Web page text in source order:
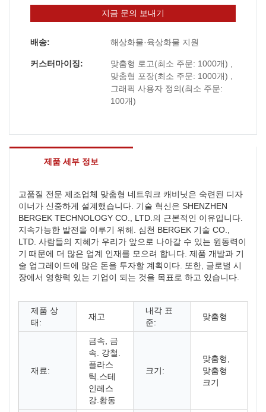
고급 소재는 탁월한 성능을 발휘합니다.
지금 문의 보내기
배송: 해상화물·육상화물 지원
커스터마이징:
맞춤형 로고(최소 주문: 1000개) ,
맞춤형 포장(최소 주문: 1000개) ,
그래픽 사용자 정의(최소 주문:
100개)
제품 세부 정보
고품질 전문 제조업체 맞춤형 네트워크 캐비닛은 숙련된 디자
이너가 신중하게 설계했습니다. 기술 혁신은 SHENZHEN
BERGEK TECHNOLOGY CO., LTD.의 근본적인 이유입니다.
지속가능한 발전을 이루기 위해. 심천 BERGEK 기술 CO.,
LTD. 사람들의 지혜가 우리가 앞으로 나아갈 수 있는 원동력이
기 때문에 더 많은 업계 인재를 모으려 합니다. 제품 개발과 기
술 업그레이드에 많은 돈을 투자할 계획이다. 또한, 글로벌 시
장에서 영향력 있는 기업이 되는 것을 목표로 하고 있습니다.
제품 상
태:
재고
내각 표
준:
맞춤형
재료:
금속, 금
속. 강철.
플라스
틱.스테
인레스
강.황동
크기:
맞춤형,
맞춤형
크기